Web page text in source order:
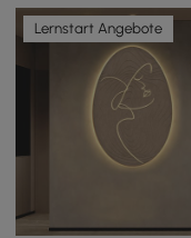
Lernstart Angebote